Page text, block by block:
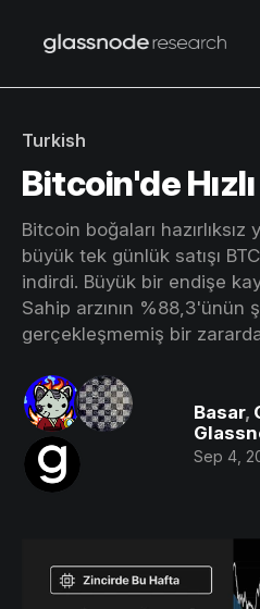
Turkish
Bitcoin'de
Bitcoin boğaları hazırlıksız
büyük tek günlük satışı
indirdi. Büyük bir endişe
Sahip arzının %88,3'ünün
gerçekleşmemiş bir
Basar,
Sep 4,